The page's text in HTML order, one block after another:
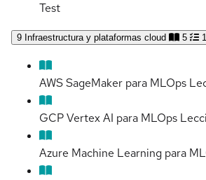
Test
9 Infraestructura y plataformas cloud 5 1
AWS SageMaker para MLOps
GCP Vertex AI para MLOps
Azure Machine Learning para